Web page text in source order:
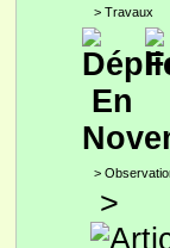
> Travaux
En
>
>